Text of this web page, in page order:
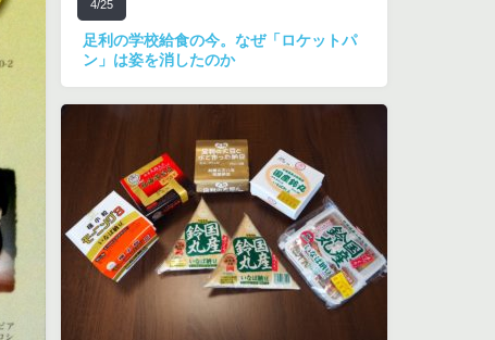
4/25
足利の学校給食の今。なぜ「ロケットパ
ン」は姿を消したのか